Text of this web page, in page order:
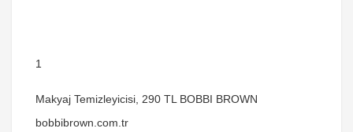
1
Makyaj Temizleyicisi, 290 TL BOBBI BROWN
bobbibrown.com.tr